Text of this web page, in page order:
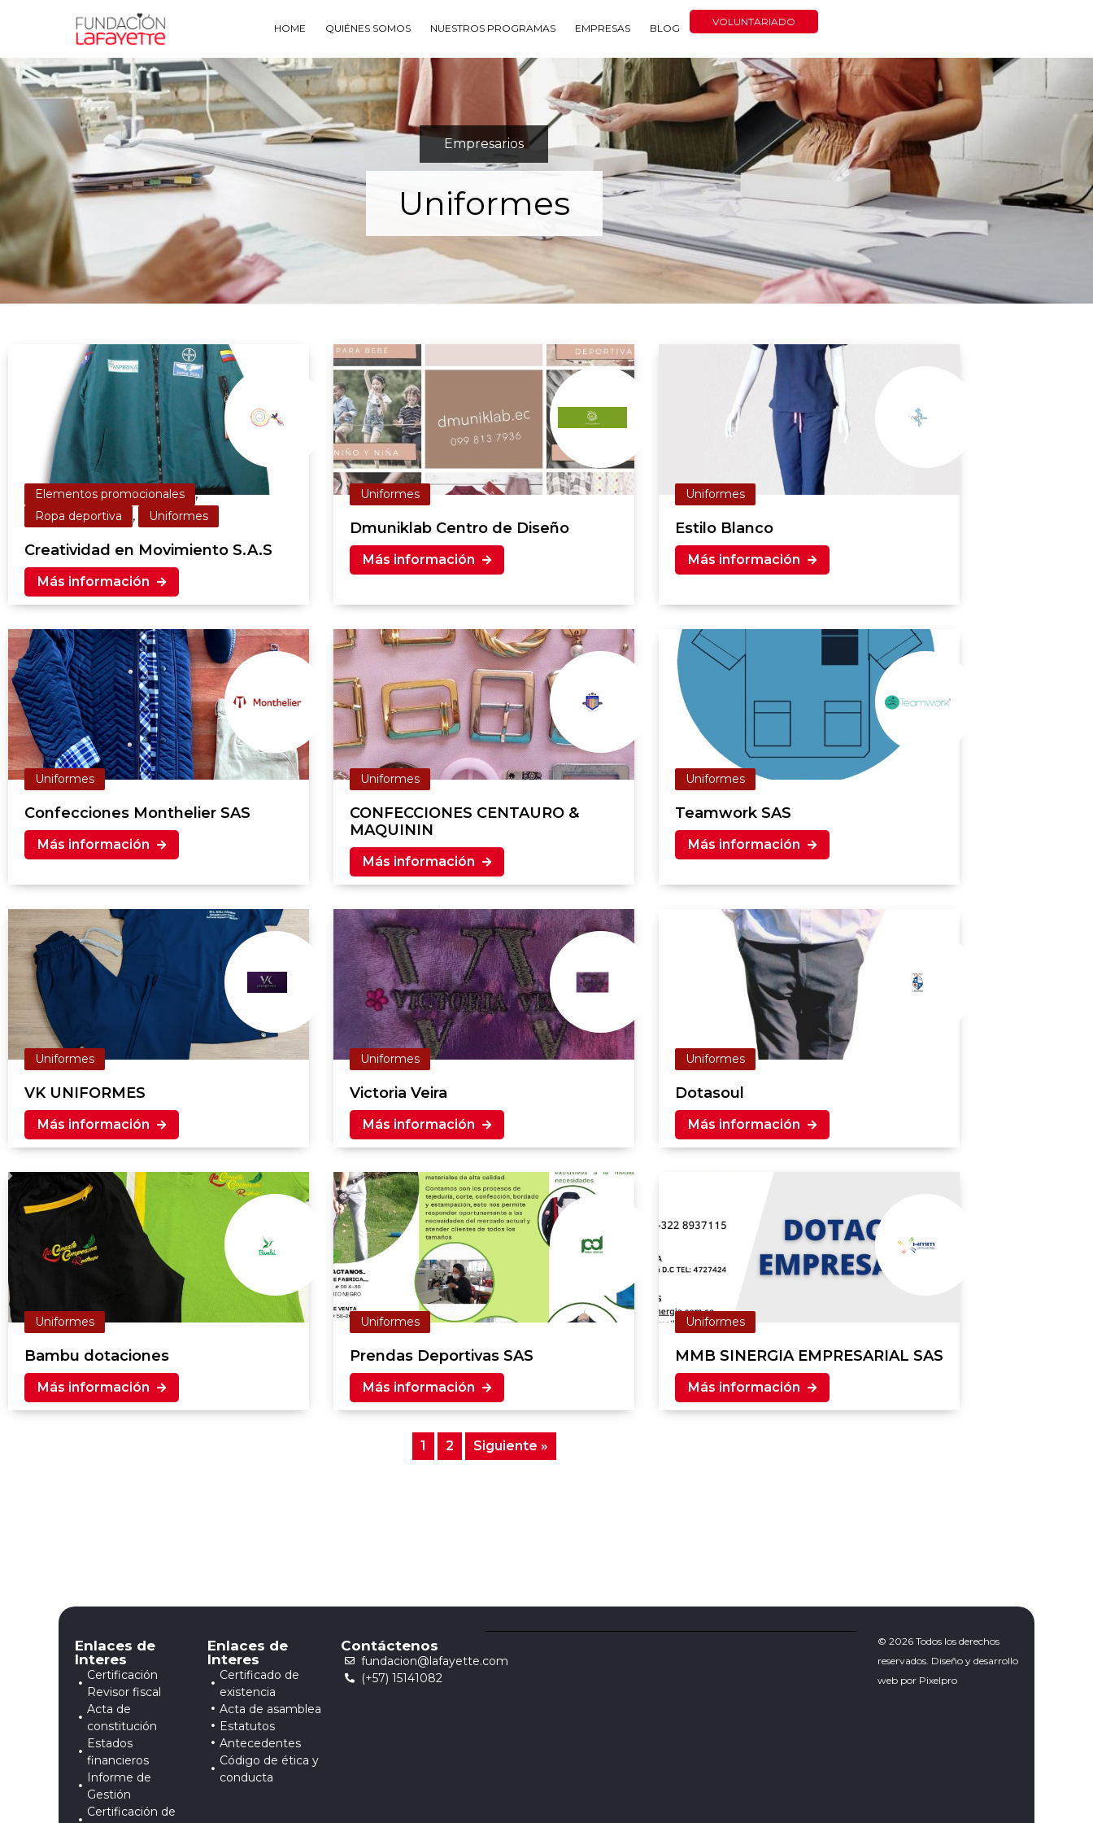
HOME QUIÉNES SOMOS NUESTROS PROGRAMAS EMPRESAS BLOG
VOLUNTARIADO
Empresarios
Uniformes
Elementos promocionales ,
Ropa deportiva , Uniformes
Creatividad en Movimiento S.A.S
Más información
Uniformes
Dmuniklab Centro de Diseño
Más información
Uniformes
Estilo Blanco
Más información
Uniformes
Confecciones Monthelier SAS
Más información
Uniformes
CONFECCIONES CENTAURO &
MAQUININ
Más información
Uniformes
Teamwork SAS
Más información
Uniformes
VK UNIFORMES
Más información
Uniformes
Victoria Veira
Más información
Uniformes
Dotasoul
Más información
Uniformes
Bambu dotaciones
Más información
Uniformes
Prendas Deportivas SAS
Más información
Uniformes
MMB SINERGIA EMPRESARIAL SAS
Más información
1 2 Siguiente »
Enlaces de
Interes
Certificación
Revisor fiscal
Acta de
constitución
Estados
financieros
Informe de
Gestión
Certificación de
Enlaces de
Interes
Certificado de
existencia
Acta de asamblea
Estatutos
Antecedentes
Código de ética y
conducta
Contáctenos
fundacion@lafayette.com
(+57) 15141082
© 2026 Todos los derechos
reservados. Diseño y desarrollo
web por Pixelpro